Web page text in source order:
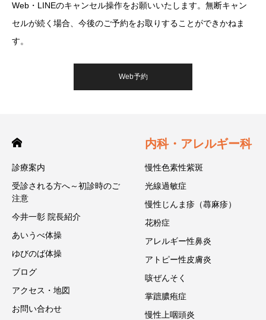
Web・LINEのキャンセル操作をお願いいたします。無断キャン
セルが続く場合、今後のご予約をお取りすることができかねま
す。
Web予約
診療案内
受診される方へ～初診時のご
注意
今井一彰 院長紹介
あいうべ体操
ゆびのば体操
ブログ
アクセス・地図
お問い合わせ
内科・アレルギー科
慢性色素性紫斑
光線過敏症
慢性じんま疹（蕁麻疹）
花粉症
アレルギー性鼻炎
アトピー性皮膚炎
咳ぜんそく
掌蹠膿疱症
慢性上咽頭炎